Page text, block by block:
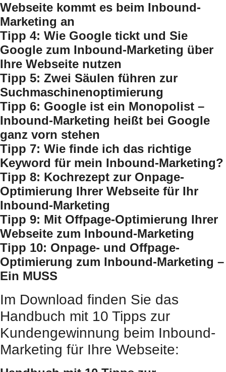
Webseite kommt es beim Inbound-
Marketing an
Tipp 4: Wie Google tickt und Sie
Google zum Inbound-Marketing über
Ihre Webseite nutzen
Tipp 5: Zwei Säulen führen zur
Suchmaschinenoptimierung
Tipp 6: Google ist ein Monopolist –
Inbound-Marketing heißt bei Google
ganz vorn stehen
Tipp 7: Wie finde ich das richtige
Keyword für mein Inbound-Marketing?
Tipp 8: Kochrezept zur Onpage-
Optimierung Ihrer Webseite für Ihr
Inbound-Marketing
Tipp 9: Mit Offpage-Optimierung Ihrer
Webseite zum Inbound-Marketing
Tipp 10: Onpage- und Offpage-
Optimierung zum Inbound-Marketing –
Ein MUSS
Im Download finden Sie das
Handbuch mit 10 Tipps zur
Kundengewinnung beim Inbound-
Marketing für Ihre Webseite: